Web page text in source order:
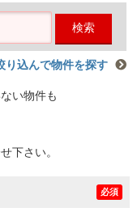
検索
り込んで物件を探す
い物件も
下さい。
必須